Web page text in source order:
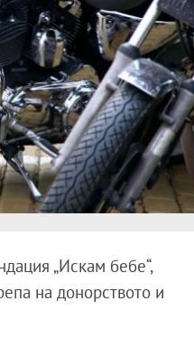
„Искам бебе“,
на донорството и